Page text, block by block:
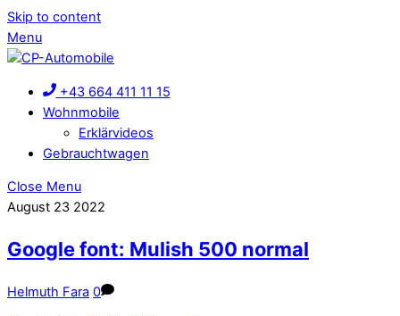
Skip to content
Menu
+43 664 411 11 15
Wohnmobile
Erklärvideos
Gebrauchtwagen
Close Menu
August 23 2022
Google font: Mulish 500 normal
Helmuth Fara 0